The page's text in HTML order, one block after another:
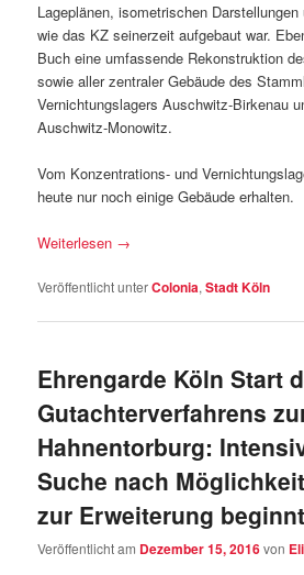
Lageplänen, isometrischen
wie das KZ seinerzeit aufgebaut war.
Buch eine umfassende Rekonstruktion
sowie aller zentraler Gebäude des
Vernichtungslagers Auschwitz-Birkenau
Auschwitz-Monowitz.
Vom Konzentrations- und
heute nur noch einige Gebäude erhalten.
Weiterlesen →
Veröffentlicht unterColonia,Stadt Köln
Ehrengarde Köln Start
Gutachterverfahrens
Hahnentorburg:
Suche nach
zur Erweiterung beginnt
Veröffentlicht am Dezember 15, 2016von